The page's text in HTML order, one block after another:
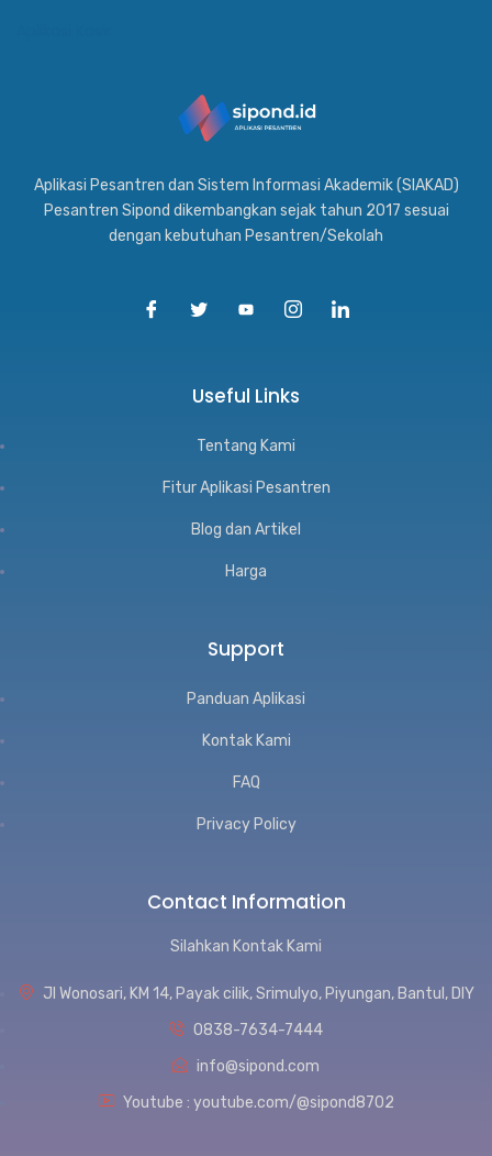
Aplikasi Pesantren dan Sistem Informasi Akademik (SIAKAD)
Pesantren Sipond dikembangkan sejak tahun 2017 sesuai
dengan kebutuhan Pesantren/Sekolah
Useful Links
Tentang Kami
Fitur Aplikasi Pesantren
Blog dan Artikel
Harga
Support
Panduan Aplikasi
Kontak Kami
FAQ
Privacy Policy
Contact Information
Silahkan Kontak Kami
Jl Wonosari, KM 14, Payak cilik, Srimulyo, Piyungan, Bantul, DIY
0838-7634-7444
info@sipond.com
Youtube : youtube.com/@sipond8702